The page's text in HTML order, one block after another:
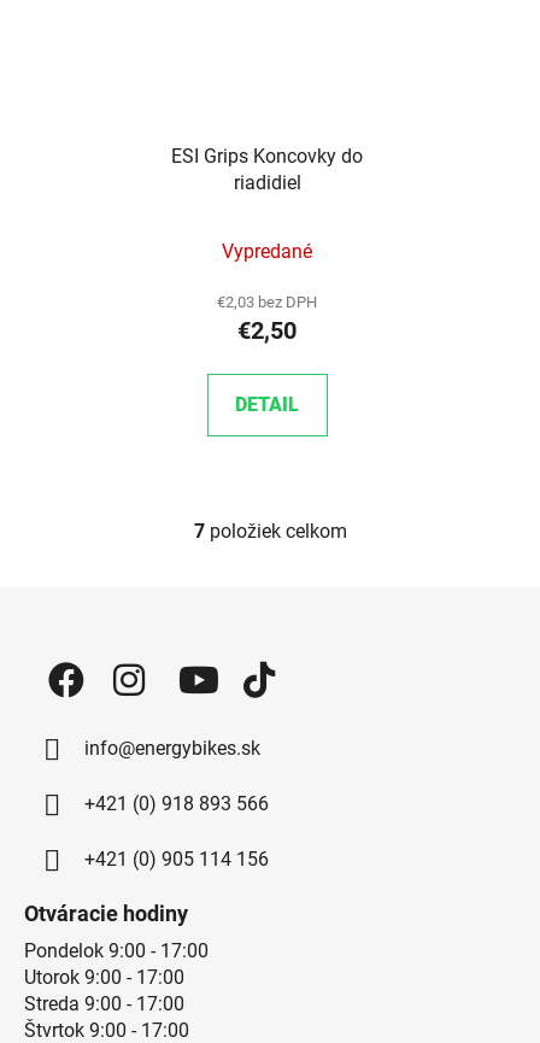
ESI Grips Koncovky do
riadidiel
Vypredané
€2,03 bez DPH
€2,50
DETAIL
Ovládacie prvky výpisu
7položiek celkom
info@energybikes.sk
+421 (0) 918 893 566
+421 (0) 905 114 156
Otváracie hodiny
Pondelok 9:00 - 17:00
Utorok 9:00 - 17:00
Streda 9:00 - 17:00
Štvrtok 9:00 - 17:00